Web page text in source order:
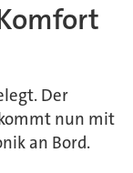
Der
nun mit
an Bord.